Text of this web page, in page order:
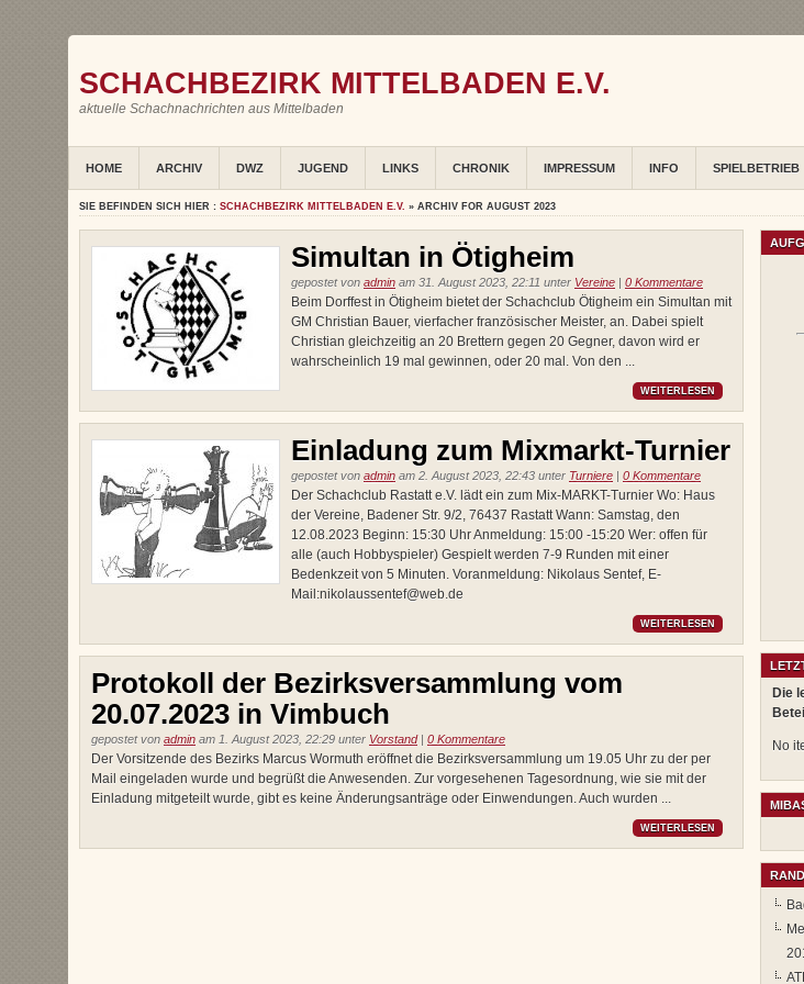
SCHACHBEZIRK MITTELBADEN E.V.
aktuelle Schachnachrichten aus Mittelbaden
HOME ARCHIV DWZ JUGEND LINKS CHRONIK IMPRESSUM INFO SPIELBETRIEB
SIE BEFINDEN SICH HIER : SCHACHBEZIRK MITTELBADEN E.V. » ARCHIV FOR AUGUST 2023
Simultan in Ötigheim
gepostet von admin am 31. August 2023, 22:11 unter Vereine 0 Kommentare
Beim Dorffest in Ötigheim bietet der Schachclub Ötigheim ein Simultan mit
GM Christian Bauer, vierfacher französischer Meister, an. Dabei spielt
Christian gleichzeitig an 20 Brettern gegen 20 Gegner, davon wird er
wahrscheinlich 19 mal gewinnen, oder 20 mal. Von den ...
WEITERLESEN
Einladung zum Mixmarkt-Turnier
gepostet von admin am 2. August 2023, 22:43 unter Turniere 0 Kommentare
Der Schachclub Rastatt e.V. lädt ein zum Mix-MARKT-Turnier Wo: Haus
der Vereine, Badener Str. 9/2, 76437 Rastatt Wann: Samstag, den
12.08.2023 Beginn: 15:30 Uhr Anmeldung: 15:00 -15:20 Wer: offen für
alle (auch Hobbyspieler) Gespielt werden 7-9 Runden mit einer
Bedenkzeit von 5 Minuten. Voranmeldung: Nikolaus Sentef, E-
Mail:nikolaussentef@web.de
WEITERLESEN
Protokoll der Bezirksversammlung vom
20.07.2023 in Vimbuch
gepostet von admin am 1. August 2023, 22:29 unter Vorstand| 0 Kommentare
Der Vorsitzende des Bezirks Marcus Wormuth eröffnet die Bezirksversammlung um 19.05 Uhr zu der per
Mail eingeladen wurde und begrüßt die Anwesenden. Zur vorgesehenen Tagesordnung, wie sie mit der
Einladung mitgeteilt wurde, gibt es keine Änderungsanträge oder Einwendungen. Auch wurden ...
WEITERLESEN
Die
No